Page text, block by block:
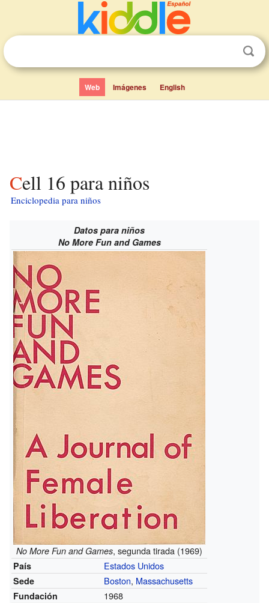
Web Imágenes English
Cell 16 para niños
Enciclopedia para niños
Datos para niños
No More Fun and Games
No More Fun and Games, segunda tirada (1969)
País Estados Unidos
Sede Boston, Massachusetts
Fundación 1968